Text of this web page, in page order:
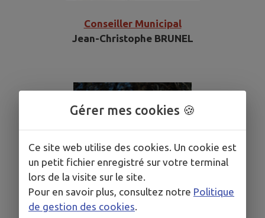
Conseiller Municipal
Jean-Christophe BRUNEL
Gérer mes cookies 🍪
Ce site web utilise des cookies. Un cookie est
un petit fichier enregistré sur votre terminal
lors de la visite sur le site.
Pour en savoir plus, consultez notre Politique
de gestion des cookies